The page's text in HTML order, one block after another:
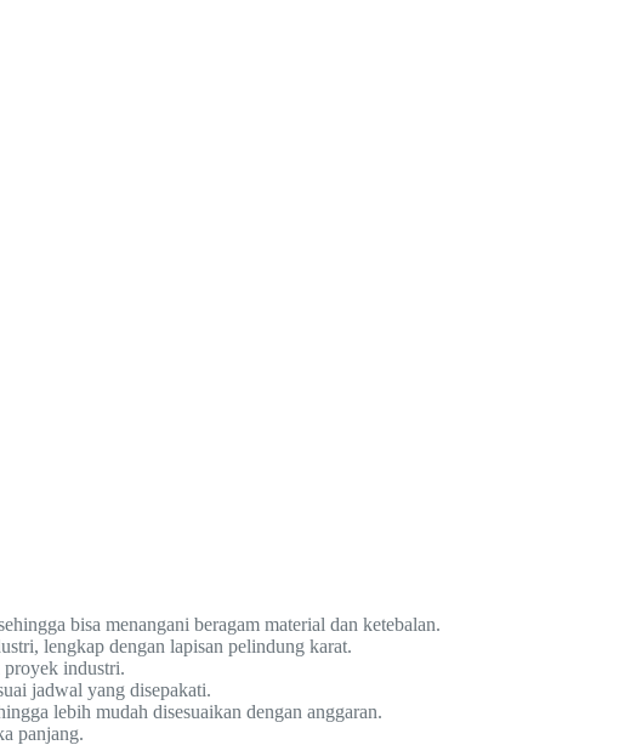
bisa menangani beragam material dan ketebalan.
lengkap dengan lapisan pelindung karat.
proyek industri.
jadwal yang disepakati.
lebih mudah disesuaikan dengan anggaran.
panjang.